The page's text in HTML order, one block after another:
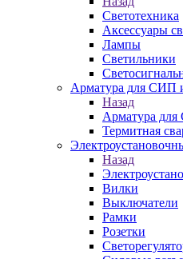
Светотехника
Аксессуары
Лампы
Светильники
Арматура для СИП
Назад
Арматура
Термитная
Назад
Вилки
Выключатели
Рамки
Розетки